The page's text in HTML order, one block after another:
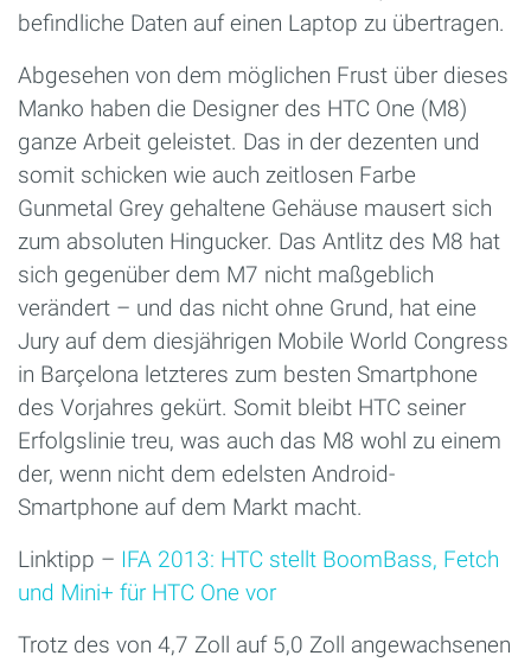
befindliche Daten auf einen Laptop zu übertragen.
Abgesehen von dem möglichen Frust über dieses
Manko haben die Designer des HTC One (M8)
ganze Arbeit geleistet. Das in der dezenten und
somit schicken wie auch zeitlosen Farbe
Gunmetal Grey gehaltene Gehäuse mausert sich
zum absoluten Hingucker. Das Antlitz des M8 hat
sich gegenüber dem M7 nicht maßgeblich
verändert – und das nicht ohne Grund, hat eine
Jury auf dem diesjährigen Mobile World Congress
in Barçelona letzteres zum besten Smartphone
des Vorjahres gekürt. Somit bleibt HTC seiner
Erfolgslinie treu, was auch das M8 wohl zu einem
der, wenn nicht dem edelsten Android-
Smartphone auf dem Markt macht.
Linktipp – IFA 2013: HTC stellt BoomBass, Fetch
und Mini+ für HTC One vor
Trotz des von 4,7 Zoll auf 5,0 Zoll angewachsenen